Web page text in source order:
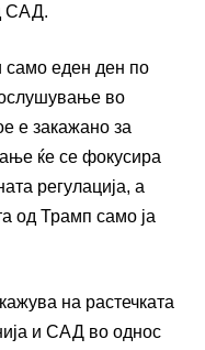
САД.
само еден ден по
во
е закажано за
ќе се фокусира
регулација, а
од Трамп само ја
на растечката
и САД во однос